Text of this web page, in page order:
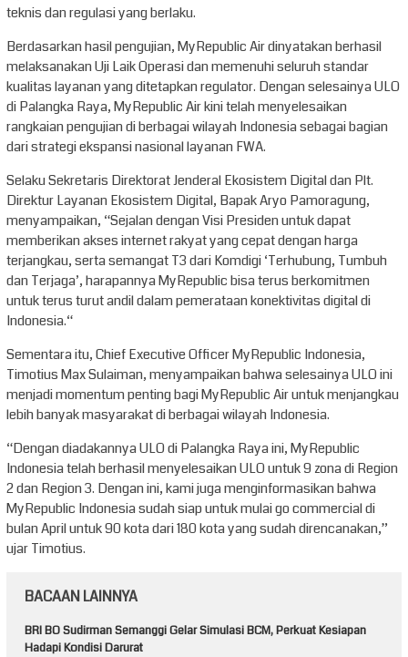
teknis dan regulasi yang berlaku.
Berdasarkan hasil pengujian, MyRepublic Air dinyatakan berhasil
melaksanakan Uji Laik Operasi dan memenuhi seluruh standar
kualitas layanan yang ditetapkan regulator. Dengan selesainya ULO
di Palangka Raya, MyRepublic Air kini telah menyelesaikan
rangkaian pengujian di berbagai wilayah Indonesia sebagai bagian
dari strategi ekspansi nasional layanan FWA.
Selaku Sekretaris Direktorat Jenderal Ekosistem Digital dan Plt.
Direktur Layanan Ekosistem Digital, Bapak Aryo Pamoragung,
menyampaikan, “Sejalan dengan Visi Presiden untuk dapat
memberikan akses internet rakyat yang cepat dengan harga
terjangkau, serta semangat T3 dari Komdigi ‘Terhubung, Tumbuh
dan Terjaga’, harapannya MyRepublic bisa terus berkomitmen
untuk terus turut andil dalam pemerataan konektivitas digital di
Indonesia.“
Sementara itu, Chief Executive Officer MyRepublic Indonesia,
Timotius Max Sulaiman, menyampaikan bahwa selesainya ULO ini
menjadi momentum penting bagi MyRepublic Air untuk menjangkau
lebih banyak masyarakat di berbagai wilayah Indonesia.
“Dengan diadakannya ULO di Palangka Raya ini, MyRepublic
Indonesia telah berhasil menyelesaikan ULO untuk 9 zona di Region
2 dan Region 3. Dengan ini, kami juga menginformasikan bahwa
MyRepublic Indonesia sudah siap untuk mulai go commercial di
bulan April untuk 90 kota dari 180 kota yang sudah direncanakan,”
ujar Timotius.
BACAAN LAINNYA
BRI BO Sudirman Semanggi Gelar Simulasi BCM, Perkuat Kesiapan
Hadapi Kondisi Darurat